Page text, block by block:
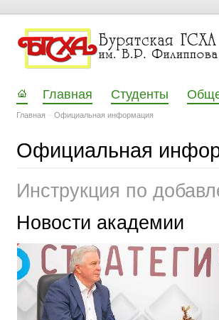
Главная Студенты
Главная Официальная информация
Официальная
Инструкция по
Новости академии